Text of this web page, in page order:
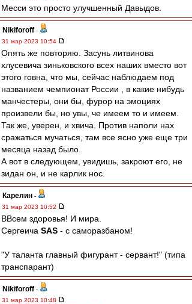
Месси это просто улучшенный Давыдов.
Nikiforoff -
31 мар 2023 10:54
Опять же повторяю. Засунь литвинова
хлусевича зиньковского всех наших вместо вот
этого говна, что мы, сейчас наблюдаем под
названием чемпионат России , в какие нибудь
манчестеры, они бы, фурор на эмоциях
произвели бы, но увы, че имеем то и имеем.
Так же, уверен, и хвича. Против наполи нах
сражаться мучаться, там все ясно уже еще три
месяца назад было.
А вот в следующем, увидишь, закроют его, не
зидан он, и не карлик нос.
Карелин -
31 мар 2023 10:52
ВВсем здоровья! И мира.
Сергеича SAS - с саморазбаном!
"У таланта главный фигурант - сервант!" (типа
транспарант)
Nikiforoff -
31 мар 2023 10:48